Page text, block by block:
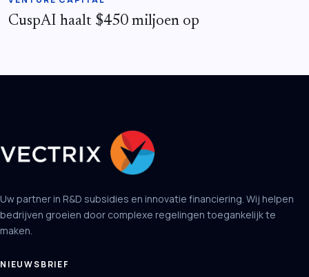
CuspAI haalt $450 miljoen op
Uw partner in R&D subsidies en innovatie financiering. Wij helpen
bedrijven groeien door complexe regelingen toegankelijk te
maken.
NIEUWSBRIEF